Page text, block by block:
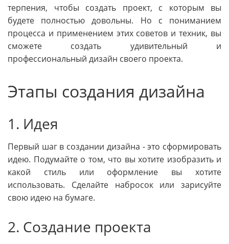
терпения, чтобы создать проект, с которым вы
будете полностью довольны. Но с пониманием
процесса и применением этих советов и техник, вы
сможете создать удивительный и
профессиональный дизайн своего проекта.
Этапы создания дизайна
1. Идея
Первый шаг в создании дизайна - это сформировать
идею. Подумайте о том, что вы хотите изобразить и
какой стиль или оформление вы хотите
использовать. Сделайте набросок или зарисуйте
свою идею на бумаге.
2. Создание проекта